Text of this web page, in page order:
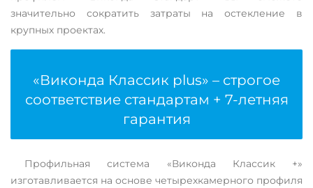
значительно сократить затраты на остекление в
крупных проектах.
«Виконда Классик plus» – строгое
соответствие стандартам + 7-летняя
гарантия
Профильная система «Виконда Классик +»
изготавливается на основе четырехкамерного профиля